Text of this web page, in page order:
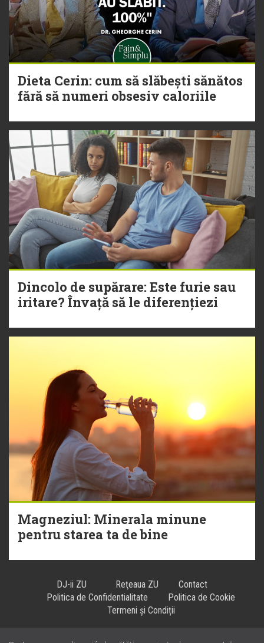
Dieta Cerin: cum să slăbești sănătos
fără să numeri obsesiv caloriile
Dincolo de supărare: Este furie sau
iritare? Învață să le diferențiezi
Magneziul: Minerala minune
pentru starea ta de bine
DJ-ii ZU Reţeaua ZU
Contact
Politica de Confidentialitate
Politica de Cookie
Termeni și Condiții